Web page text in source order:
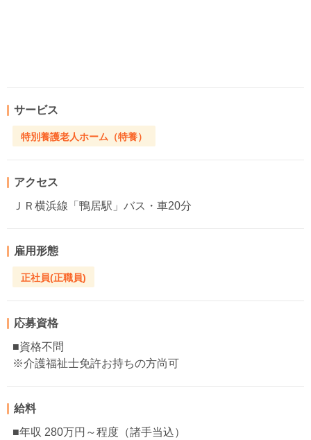
サービス
特別養護老人ホーム（特養）
アクセス
ＪＲ横浜線「鴨居駅」バス・車20分
雇用形態
正社員(正職員)
応募資格
■資格不問
※介護福祉士免許お持ちの方尚可
給料
■年収 280万円～程度（諸手当込）